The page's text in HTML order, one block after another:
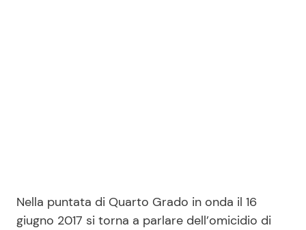
Viaggi e Turismo Ricette Feste
Nella puntata di Quarto Grado in onda il 16
giugno 2017 si torna a parlare dell’omicidio di